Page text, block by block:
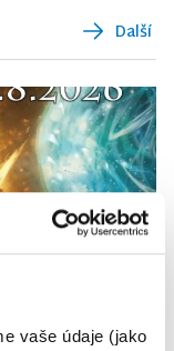
vaše údaje (jako
Další